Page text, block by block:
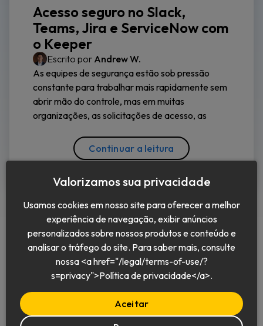
Acesso seguro no Slack,
Teams, Jira e ServiceNow com
o Keeper
Escrito por Andrew W.
As equipes de segurança estão sob pressão
constante para trabalhar mais rapidamente sem
abrir mão do controle, mas em muitas
organizações, as solicitações de acesso, as
Continuar a leitura
Português (BR)
Valorizamos sua privacidade
Usamos cookies em nosso site para oferecer a melhor
experiência de navegação, exibir anúncios
personalizados sobre nossos produtos e conteúdo e
analisar o tráfego do site. Para saber mais, consulte
nossa <a href="/legal/terms-of-use/?
s=privacy">Política de privacidade</a>.
Aceitar